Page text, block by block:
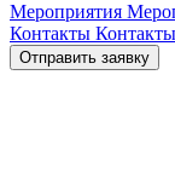
Мероприятия
Контакты Контакты
Отправить заявку